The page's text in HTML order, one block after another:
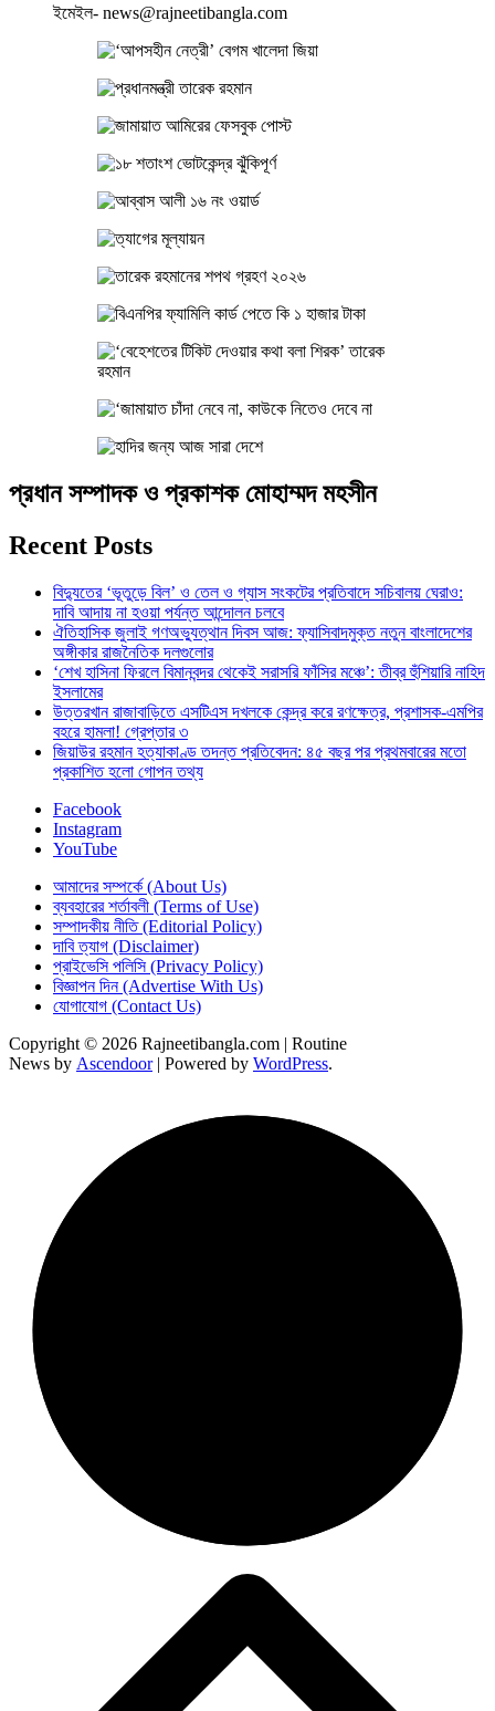
ইমেইল- news@rajneetibangla.com
প্রধান সম্পাদক ও প্রকাশক মোহাম্মদ মহসীন
Recent Posts
বিদ্যুতের ‘ভূতুড়ে বিল’ ও তেল ও গ্যাস সংকটের প্রতিবাদে সচিবালয় ঘেরাও:
দাবি আদায় না হওয়া পর্যন্ত আন্দোলন চলবে
ঐতিহাসিক জুলাই গণঅভ্যুত্থান দিবস আজ: ফ্যাসিবাদমুক্ত নতুন বাংলাদেশের
অঙ্গীকার রাজনৈতিক দলগুলোর
‘শেখ হাসিনা ফিরলে বিমানবন্দর থেকেই সরাসরি ফাঁসির মঞ্চে’: তীব্র হুঁশিয়ারি নাহিদ
ইসলামের
উত্তরখান রাজাবাড়িতে এসটিএস দখলকে কেন্দ্র করে রণক্ষেত্র, প্রশাসক-এমপির
বহরে হামলা! গ্রেপ্তার ৩
জিয়াউর রহমান হত্যাকাণ্ড তদন্ত প্রতিবেদন: ৪৫ বছর পর প্রথমবারের মতো
প্রকাশিত হলো গোপন তথ্য
Facebook
Instagram
YouTube
আমাদের সম্পর্কে (About Us)
ব্যবহারের শর্তাবলী (Terms of Use)
সম্পাদকীয় নীতি (Editorial Policy)
দাবি ত্যাগ (Disclaimer)
প্রাইভেসি পলিসি (Privacy Policy)
বিজ্ঞাপন দিন (Advertise With Us)
যোগাযোগ (Contact Us)
Copyright © 2026 Rajneetibangla.com | Routine
News by Ascendoor| Powered by WordPress.